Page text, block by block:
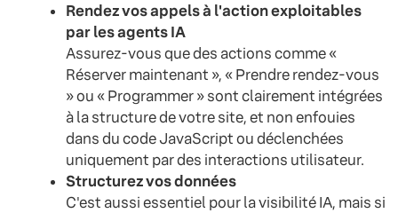
Rendez vos appels à l'action exploitables
par les agents IA
Assurez-vous que des actions comme «
Réserver maintenant », « Prendre rendez-vous
» ou « Programmer » sont clairement intégrées
à la structure de votre site, et non enfouies
dans du code JavaScript ou déclenchées
uniquement par des interactions utilisateur.
Structurez vos données
C'est aussi essentiel pour la visibilité IA, mais si